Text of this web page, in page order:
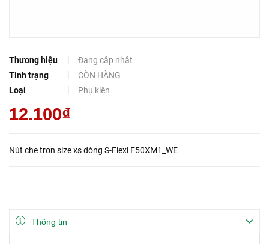
Thương hiệu
Đang cập nhật
Tình trạng
CÒN HÀNG
Loại
Phụ kiện
12.100₫
Nút che trơn size xs dòng S-Flexi F50XM1_WE
Thông tin